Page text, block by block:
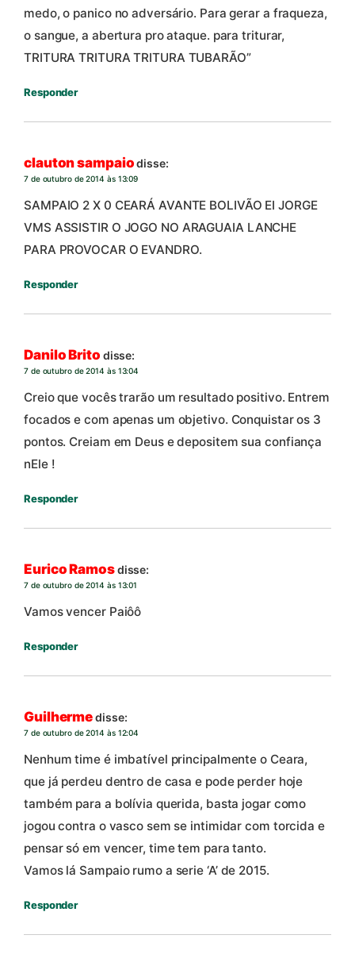
medo, o panico no adversário. Para gerar a fraqueza,
o sangue, a abertura pro ataque. para triturar,
TRITURA TRITURA TRITURA TUBARÃO”
Responder
clauton sampaio disse:
7 de outubro de 2014 às 13:09
SAMPAIO 2 X 0 CEARÁ AVANTE BOLIVÃO EI JORGE
VMS ASSISTIR O JOGO NO ARAGUAIA LANCHE
PARA PROVOCAR O EVANDRO.
Responder
Danilo Brito disse:
7 de outubro de 2014 às 13:04
Creio que vocês trarão um resultado positivo. Entrem
focados e com apenas um objetivo. Conquistar os 3
pontos. Creiam em Deus e depositem sua confiança
nEle !
Responder
Eurico Ramosdisse:
7 de outubro de 2014 às 13:01
Vamos vencer Paiôô
Responder
Guilhermedisse:
7 de outubro de 2014 às 12:04
Nenhum time é imbatível principalmente o Ceara,
que já perdeu dentro de casa e pode perder hoje
também para a bolívia querida, basta jogar como
jogou contra o vasco sem se intimidar com torcida e
pensar só em vencer, time tem para tanto.
Vamos lá Sampaio rumo a serie ‘A’ de 2015.
Responder